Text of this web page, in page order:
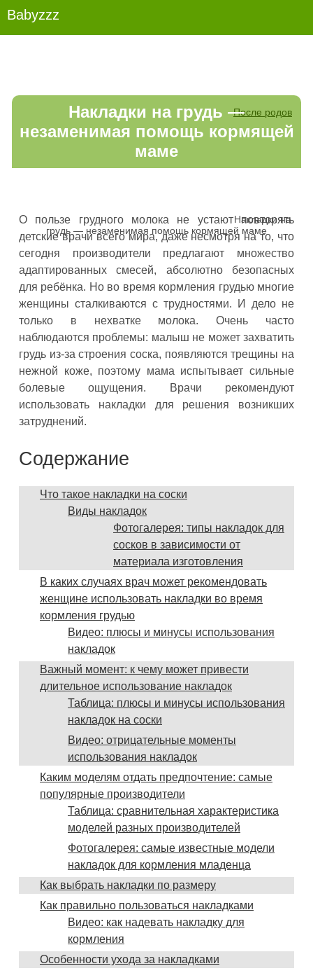
Babyzzz
После родов
Накладки на
грудь — незаменимая помощь кормящей маме
Накладки на грудь —
незаменимая помощь кормящей
маме
О пользе грудного молока не устают повторять
детские врачи всего мира, даже несмотря на то, что
сегодня производители предлагают множество
адаптированных смесей, абсолютно безопасных
для ребёнка. Но во время кормления грудью многие
женщины сталкиваются с трудностями. И дело не
только в нехватке молока. Очень часто
наблюдаются проблемы: малыш не может захватить
грудь из-за строения соска, появляются трещины на
нежной коже, поэтому мама испытывает сильные
болевые ощущения. Врачи рекомендуют
использовать накладки для решения возникших
затруднений.
Содержание
Что такое накладки на соски
Виды накладок
Фотогалерея: типы накладок для
сосков в зависимости от
материала изготовления
В каких случаях врач может рекомендовать
женщине использовать накладки во время
кормления грудью
Видео: плюсы и минусы использования
накладок
Важный момент: к чему может привести
длительное использование накладок
Таблица: плюсы и минусы использования
накладок на соски
Видео: отрицательные моменты
использования накладок
Каким моделям отдать предпочтение: самые
популярные производители
Таблица: сравнительная характеристика
моделей разных производителей
Фотогалерея: самые известные модели
накладок для кормления младенца
Как выбрать накладки по размеру
Как правильно пользоваться накладками
Видео: как надевать накладку для
кормления
Особенности ухода за накладками